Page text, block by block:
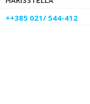
++385 021/ 544-412